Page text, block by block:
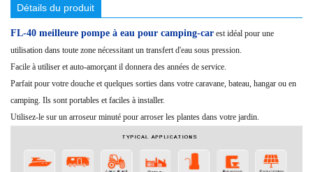
Détails du produit
FL-40 meilleure pompe à eau pour camping-car est idéal pour une
utilisation dans toute zone nécessitant un transfert d'eau sous pression.
Facile à utiliser et auto-amorçant il donnera des années de service.
Parfait pour votre douche et quelques sorties dans votre caravane, bateau, hangar ou en
camping. Ils sont portables et faciles à installer.
Utilisez-le sur un arroseur minuté pour arroser les plantes dans votre jardin.